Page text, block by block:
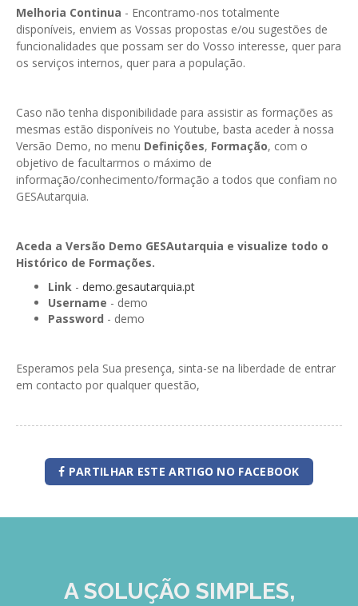
GESRecrutamento
GESSIADAP III
GESVencimento
GESViaturasAbandonadas
Portal da Freguesia
Melhoria Continua - Encontramo-nos totalmente
disponíveis, enviem as Vossas propostas e/ou sugestões de
funcionalidades que possam ser do Vosso interesse, quer para
os serviços internos, quer para a população.
Caso não tenha disponibilidade para assistir as formações as
mesmas estão disponíveis no Youtube, basta aceder à nossa
Versão Demo, no menu Definições, Formação, com o
objetivo de facultarmos o máximo de
informação/conhecimento/formação a todos que confiam no
GESAutarquia.
Aceda a Versão Demo GESAutarquia e visualize todo o
Histórico de Formações.
Link - demo.gesautarquia.pt
Username - demo
Password - demo
Esperamos pela Sua presença, sinta-se na liberdade de entrar
em contacto por qualquer questão,
PARTILHAR ESTE ARTIGO NO FACEBOOK
A SOLUÇÃO SIMPLES,